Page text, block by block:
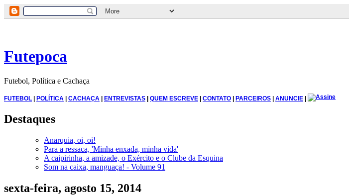
Futepoca
Futebol, Política e Cachaça
FUTEBOL | POLÍTICA | CACHAÇA | ENTREVISTAS | QUEM ESCREVE | CONTATO | PARCEIROS | ANUNCIE |
Destaques
Anarquia, oi, oi!
Para a ressaca, 'Minha enxada, minha vida'
A caipirinha, a amizade, o Exército e o Clube da Esquina
Som na caixa, manguaça! - Volume 91
sexta-feira, agosto 15, 2014